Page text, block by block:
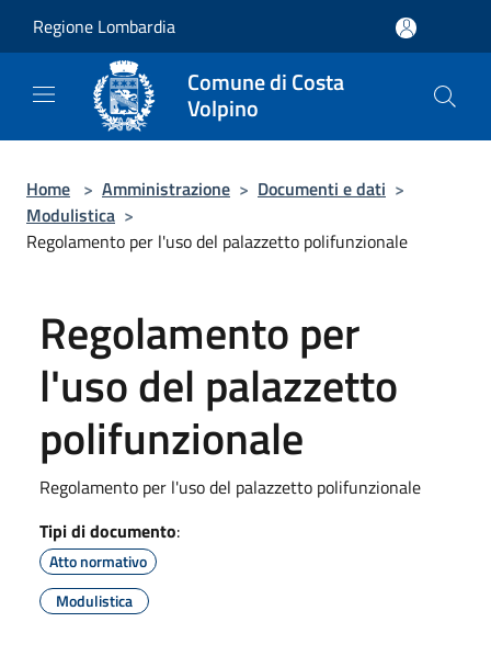
Regione Lombardia
Comune di Costa
Volpino
Home > Amministrazione > Documenti e dati >
Modulistica >
Regolamento per l'uso del palazzetto polifunzionale
Regolamento per
l'uso del palazzetto
polifunzionale
Regolamento per l'uso del palazzetto polifunzionale
Tipi di documento:
Atto normativo
Modulistica